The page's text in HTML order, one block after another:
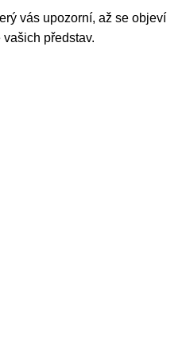
vás upozorní, až se objeví
představ.